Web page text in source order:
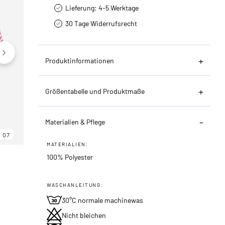
07
Lieferung: 4-5 Werktage
30 Tage Widerrufsrecht
Produktinformationen
Größentabelle und Produktmaße
Materialien & Pflege
MATERIALIEN:
100% Polyester
WASCHANLEITUNG:
30°C normale machinewas
Nicht bleichen